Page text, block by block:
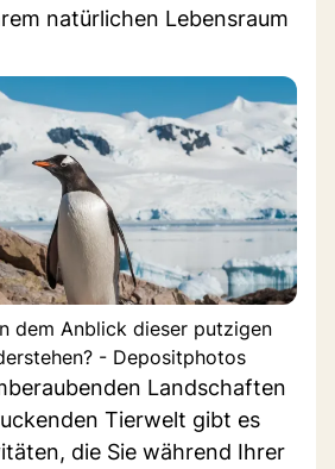
natürlichen Lebensraum
dem Anblick dieser putzigen
- Depositphotos
Landschaften
Tierwelt gibt es
die Sie während Ihrer